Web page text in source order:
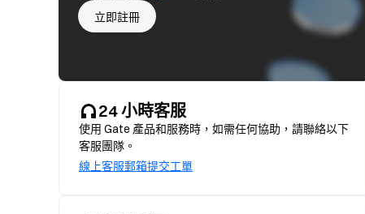
立即註冊
24 小時客服
使用 Gate 產品和服務時，如需任何協助，請聯絡以下
客服團隊。
線上客服郵箱提交工單